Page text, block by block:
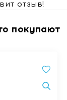
отзыв!
покупают